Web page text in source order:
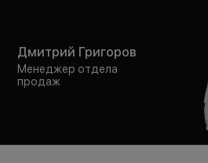
Дмитрий Григоров
Менеджер отдела
продаж